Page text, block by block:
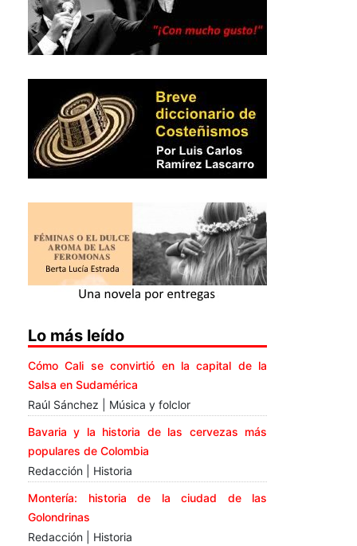
Lo más leído
Cómo Cali se convirtió en la capital de la
Salsa en Sudamérica
Raúl Sánchez | Música y folclor
Bavaria y la historia de las cervezas más
populares de Colombia
Redacción | Historia
Montería: historia de la ciudad de las
Golondrinas
Redacción | Historia